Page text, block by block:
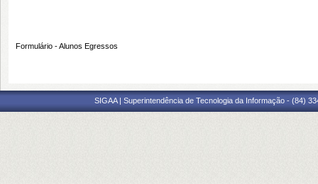
Formulário - Alunos Egressos
SIGAA | Superintendência de Tecnologia da Informação - (84)